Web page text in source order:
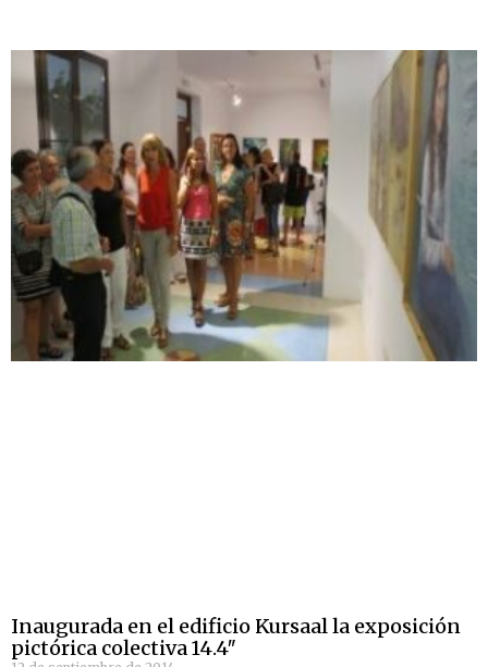
Inaugurada en el edificio Kursaal la exposición
pictórica colectiva 14.4″